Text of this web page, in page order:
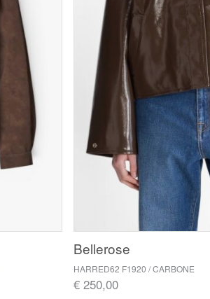
Bellerose
HARRED62 F1920 / CARBONE
€ 250,00